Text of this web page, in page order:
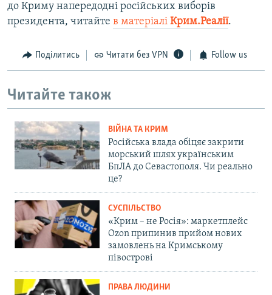
до Криму напередодні російських виборів
президента, читайте в матеріалі Крим.Реалії.
Поділитись Читати без VPN Follow us
Читайте також
ВІЙНА ТА КРИМ
Російська влада обіцяє закрити
морський шлях українським
БпЛА до Севастополя. Чи реально
це?
СУСПІЛЬСТВО
«Крим – не Росія»: маркетплейс
Ozon припинив прийом нових
замовлень на Кримському
півострові
ПРАВА ЛЮДИНИ